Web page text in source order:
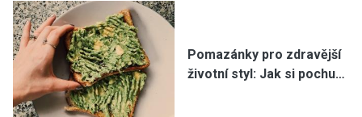
Pomazánky pro zdravější
životní styl: Jak si pochu…